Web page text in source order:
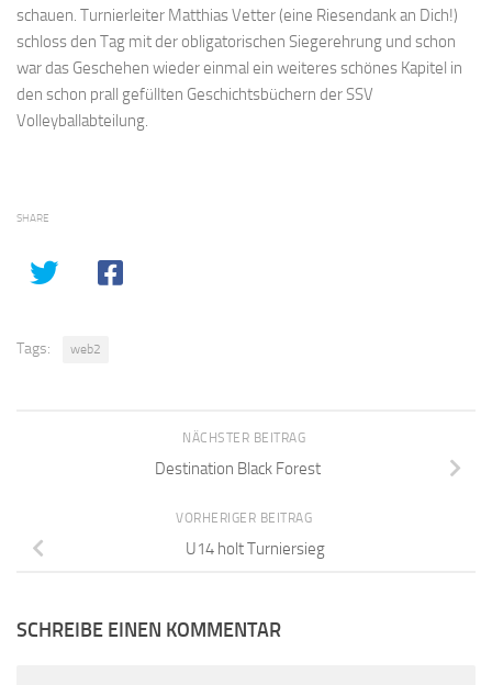
schauen. Turnierleiter Matthias Vetter (eine Riesendank an Dich!)
schloss den Tag mit der obligatorischen Siegerehrung und schon
war das Geschehen wieder einmal ein weiteres schönes Kapitel in
den schon prall gefüllten Geschichtsbüchern der SSV
Volleyballabteilung.
SHARE
Tags: web2
NÄCHSTER BEITRAG
Destination Black Forest
VORHERIGER BEITRAG
U14 holt Turniersieg
SCHREIBE EINEN KOMMENTAR